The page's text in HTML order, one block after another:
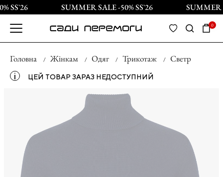
SS`26 SUMMER SALE -50% SS`26 SUMMER
0
Головна Жінкам Одяг Трикотаж Светр
і ЦЕЙ ТОВАР ЗАРАЗ НЕДОСТУПНИЙ